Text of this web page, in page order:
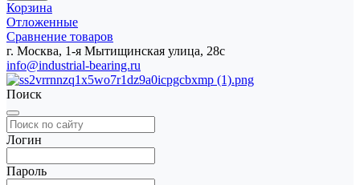
Корзина
Отложенные
Сравнение товаров
г. Москва, 1-я Мытищинская улица, 28с
info@industrial-bearing.ru
Поиск
Логин
Пароль